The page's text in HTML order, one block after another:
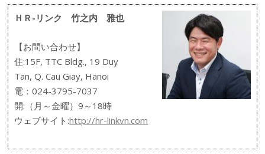
ＨＲ-リンク 竹之内 雅也
【お問い合わせ】
住:15F, TTC Bldg., 19 Duy
Tan, Q. Cau Giay, Hanoi
電：024-3795-7037
開:（月～金曜）9～18時
ウェブサイト:http://hr-linkvn.com